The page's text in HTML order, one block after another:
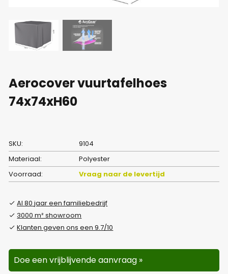
Aerocover vuurtafelhoes
74x74xH60
SKU:
9104
Materiaal:
Polyester
Voorraad:
Vraag naar de levertijd
Al 80 jaar een familiebedrijf
3000 m² showroom
Klanten geven ons een 9.7/10
Doe een vrijblijvende aanvraag »